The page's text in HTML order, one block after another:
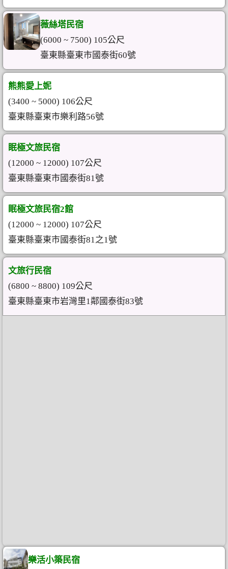
薇絲塔民宿
(6000 ~ 7500) 105公尺
臺東縣臺東市國泰街60號
熊熊愛上妮
(3400 ~ 5000) 106公尺
臺東縣臺東市樂利路56號
眠極文旅民宿
(12000 ~ 12000) 107公尺
臺東縣臺東市國泰街81號
眠極文旅民宿2館
(12000 ~ 12000) 107公尺
臺東縣臺東市國泰街81之1號
文旅行民宿
(6800 ~ 8800) 109公尺
臺東縣臺東市岩灣里1鄰國泰街83號
樂活小築民宿